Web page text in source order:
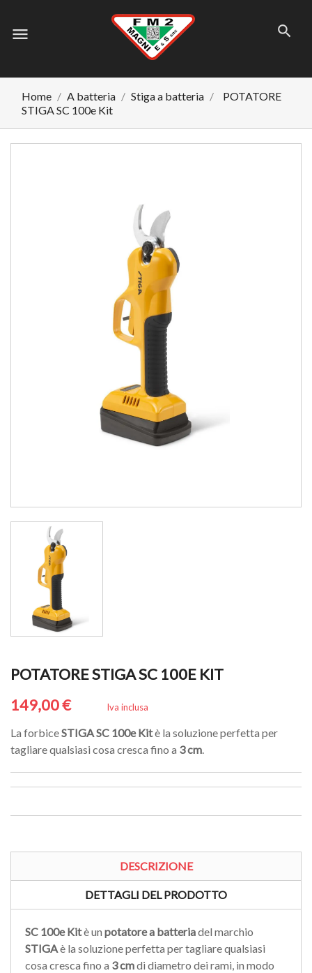
menu
Home A batteria Stiga a batteria
POTATORE
STIGA SC 100e Kit
POTATORE STIGA SC 100E KIT
149,00 €
Iva inclusa
La forbiceSTIGA SC 100e Kitè la soluzione perfetta per
tagliare qualsiasi cosa cresca fino a 3 cm.
DESCRIZIONE
DETTAGLI DEL PRODOTTO
SC 100e Kitè un potatore a batteriadel marchio
STIGAè la soluzione perfetta per tagliare qualsiasi
cosa cresca fino a 3 cmdi diametro dei rami, in modo